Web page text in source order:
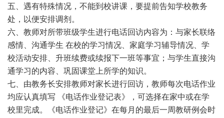
五、遇有特殊情况，不能到校讲课，要提前告知学校教务
处，以便安排调剂。
六、教师对所带班级学生进行电话回访内容为：与家长联络
感情、沟通学生 在校的学习情况、家庭学习辅导情况、学
校活动安排、升班续费或续报下一班等事宜；与学生直接沟
通学习的内容、巩固课堂上所学的知识。
七、由教务长安排教师对家长进行回访，教师每次电话作业
均应认真填写 《电话作业登记表》，可选择在家中或在学
校里完成。《电话作业登记》在每月的最后一周教研例会时